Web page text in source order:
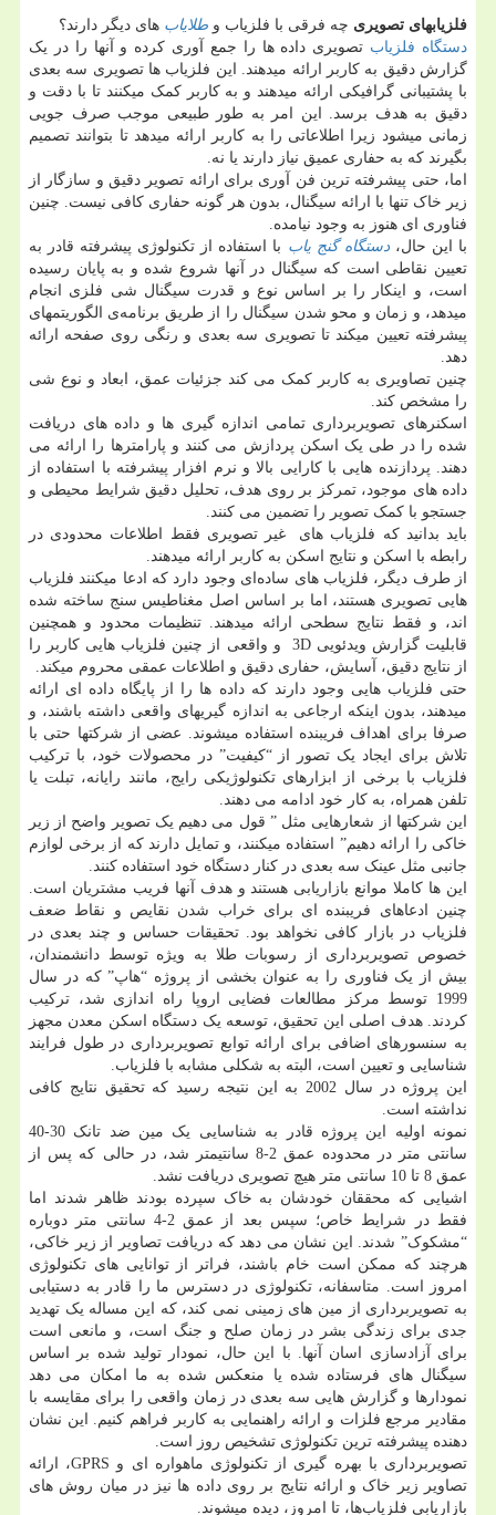
فلزیابهای تصویری چه فرقی با فلزیاب و طلایاب های دیگر دارند؟
دستگاه فلزیاب تصویری داده ها را جمع آوری کرده و آنها را در یک
گزارش دقیق به کاربر ارائه میدهند. این فلزیاب ها تصویری سه بعدی
با پشتیبانی گرافیکی ارائه میدهند و به کاربر کمک میکنند تا با دقت و
دقیق به هدف برسد. این امر به طور طبیعی موجب صرف جویی
زمانی میشود زیرا اطلاعاتی را به کاربر ارائه میدهد تا بتوانند تصمیم
بگیرند که به حفاری عمیق نیاز دارند یا نه.
اما، حتی پیشرفته ترین فن آوری برای ارائه تصویر دقیق و سازگار از
زیر خاک تنها با ارائه سیگنال، بدون هر گونه حفاری کافی نیست. چنین
فناوری ای هنوز به وجود نیامده.
با این حال،دستگاهگنج یاب با استفاده از تکنولوژی پیشرفته قادر به
تعیین نقاطی است که سیگنال در آنها شروع شده و به پایان رسیده
است، و اینکار را بر اساس نوع و قدرت سیگنال شی فلزی انجام
میدهد، و زمان و محو شدن سیگنال را از طریق برنامه‌ی الگوریتمهای
پیشرفته تعیین میکند تا تصویری سه بعدی و رنگی روی صفحه ارائه
دهد.
چنین تصاویری به کاربر کمک می کند جزئیات عمق، ابعاد و نوع شی
را مشخص کند.
اسکنرهای تصویربرداری تمامی اندازه گیری ها و داده های دریافت
شده را در طی یک اسکن پردازش می کنند و پارامترها را ارائه می
دهند. پردازنده هایی با کارایی بالا و نرم افزار پیشرفته با استفاده از
داده های موجود، تمرکز بر روی هدف، تحلیل دقیق شرایط محیطی و
جستجو با کمک تصویر را تضمین می کنند.
باید بدانید که فلزیاب های غیر تصویری فقط اطلاعات محدودی در
رابطه با اسکن و نتایج اسکن به کاربر ارائه میدهند.
از طرف دیگر، فلزیاب های ساده‌ای وجود دارد که ادعا میکنند فلزیاب
هایی تصویری هستند، اما بر اساس اصل مغناطیس سنج ساخته شده
اند، و فقط نتایج سطحی ارائه میدهند. تنظیمات محدود و همچنین
قابلیت گزارش ویدئویی 3D و واقعی از چنین فلزیاب هایی کاربر را
از نتایج دقیق، آسایش، حفاری دقیق و اطلاعات عمقی محروم میکند.
حتی فلزیاب هایی وجود دارند که داده ها را از پایگاه داده ای ارائه
میدهند، بدون اینکه ارجاعی به اندازه گیریهای واقعی داشته باشند، و
صرفا برای اهداف فریبنده استفاده میشوند. عضی از شرکتها حتی با
تلاش برای ایجاد یک تصور از “کیفیت” در محصولات خود، با ترکیب
فلزیاب با برخی از ابزارهای تکنولوژیکی رایج، مانند رایانه، تبلت یا
تلفن همراه، به کار خود ادامه می دهند.
این شرکتها از شعارهایی مثل ” قول می دهیم یک تصویر واضح از زیر
خاکی را ارائه دهیم” استفاده میکنند، و تمایل دارند که از برخی لوازم
جانبی مثل عینک سه بعدی در کنار دستگاه خود استفاده کنند.
این ها کاملا موانع بازاریابی هستند و هدف آنها فریب مشتریان است.
چنین ادعاهای فریبنده ای برای خراب شدن نقایص و نقاط ضعف
فلزیاب در بازار کافی نخواهد بود. تحقیقات حساس و چند بعدی در
خصوص تصویربرداری از رسوبات طلا به ویژه توسط دانشمندان،
بیش از یک فناوری را به عنوان بخشی از پروژه “هاپ” که در سال
1999 توسط مرکز مطالعات فضایی اروپا راه اندازی شد، ترکیب
کردند. هدف اصلی این تحقیق، توسعه یک دستگاه اسکن معدن مجهز
به سنسورهای اضافی برای ارائه توابع تصویربرداری در طول فرایند
شناسایی و تعیین است، البته به شکلی مشابه با فلزیاب.
این پروژه در سال 2002 به این نتیجه رسید که تحقیق نتایج کافی
نداشته است.
نمونه اولیه این پروژه قادر به شناسایی یک مین ضد تانک 30-40
سانتی متر در محدوده عمق 2-8 سانتیمتر شد، در حالی که پس از
عمق 8 تا 10 سانتی متر هیچ تصویری دریافت نشد.
اشیایی که محققان خودشان به خاک سپرده بودند ظاهر شدند اما
فقط در شرایط خاص؛ سپس بعد از عمق 2-4 سانتی متر دوباره
“مشکوک” شدند. این نشان می دهد که دریافت تصاویر از زیر خاکی،
هرچند که ممکن است خام باشند، فراتر از توانایی های تکنولوژی
امروز است. متاسفانه، تکنولوژی در دسترس ما را قادر به دستیابی
به تصویربرداری از مین های زمینی نمی کند، که این مساله یک تهدید
جدی برای زندگی بشر در زمان صلح و جنگ است، و مانعی است
برای آزادسازی اسان آنها. با این حال، نمودار تولید شده بر اساس
سیگنال های فرستاده شده یا منعکس شده به ما امکان می دهد
نمودارها و گزارش هایی سه بعدی در زمان واقعی را برای مقایسه با
مقادیر مرجع فلزات و ارائه راهنمایی به کاربر فراهم کنیم. این نشان
دهنده پیشرفته ترین تکنولوژی تشخیص روز است.
تصویربرداری با بهره گیری از تکنولوژی ماهواره ای و GPRS، ارائه
تصاویر زیر خاک و ارائه نتایج بر روی داده ها نیز در میان روش های
بازاریابی فلزیاب‌ها، تا امروز، دیده میشوند.